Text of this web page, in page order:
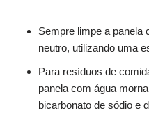
Sempre limpe a panela
neutro, utilizando uma
Para resíduos de
panela com água
bicarbonato de sódio e